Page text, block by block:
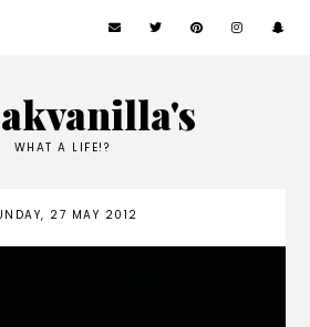
WHAT A LIFE!?
27 MAY 2012